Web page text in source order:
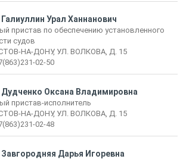
Урал Ханнанович
пристав по обеспечению установленного
судов
НА-ДОНУ, УЛ. ВОЛКОВА, Д. 15
02-50
Оксана Владимировна
пристав-исполнитель
НА-ДОНУ, УЛ. ВОЛКОВА, Д. 15
02-48
Дарья Игоревна